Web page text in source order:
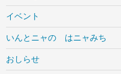
イベント
いんとニャの はニャみち
おしらせ